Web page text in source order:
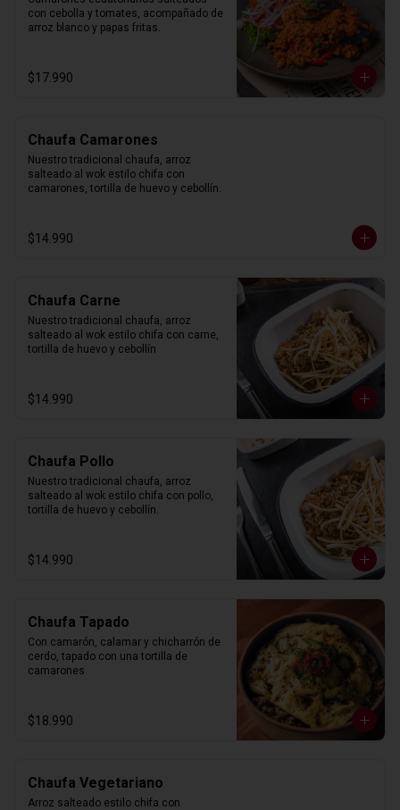
con cebolla y tomates, acompañado de
arroz blanco y papas fritas.
$17.990
Chaufa Camarones
Nuestro tradicional chaufa, arroz
salteado al wok estilo chifa con
camarones, tortilla de huevo y cebollín.
$14.990
Chaufa Carne
Nuestro tradicional chaufa, arroz
salteado al wok estilo chifa con carne,
tortilla de huevo y cebollín
$14.990
Chaufa Pollo
Nuestro tradicional chaufa, arroz
salteado al wok estilo chifa con pollo,
tortilla de huevo y cebollín.
$14.990
Chaufa Tapado
Con camarón, calamar y chicharrón de
cerdo, tapado con una tortilla de
camarones
$18.990
Chaufa Vegetariano
Arroz salteado estilo chifa con